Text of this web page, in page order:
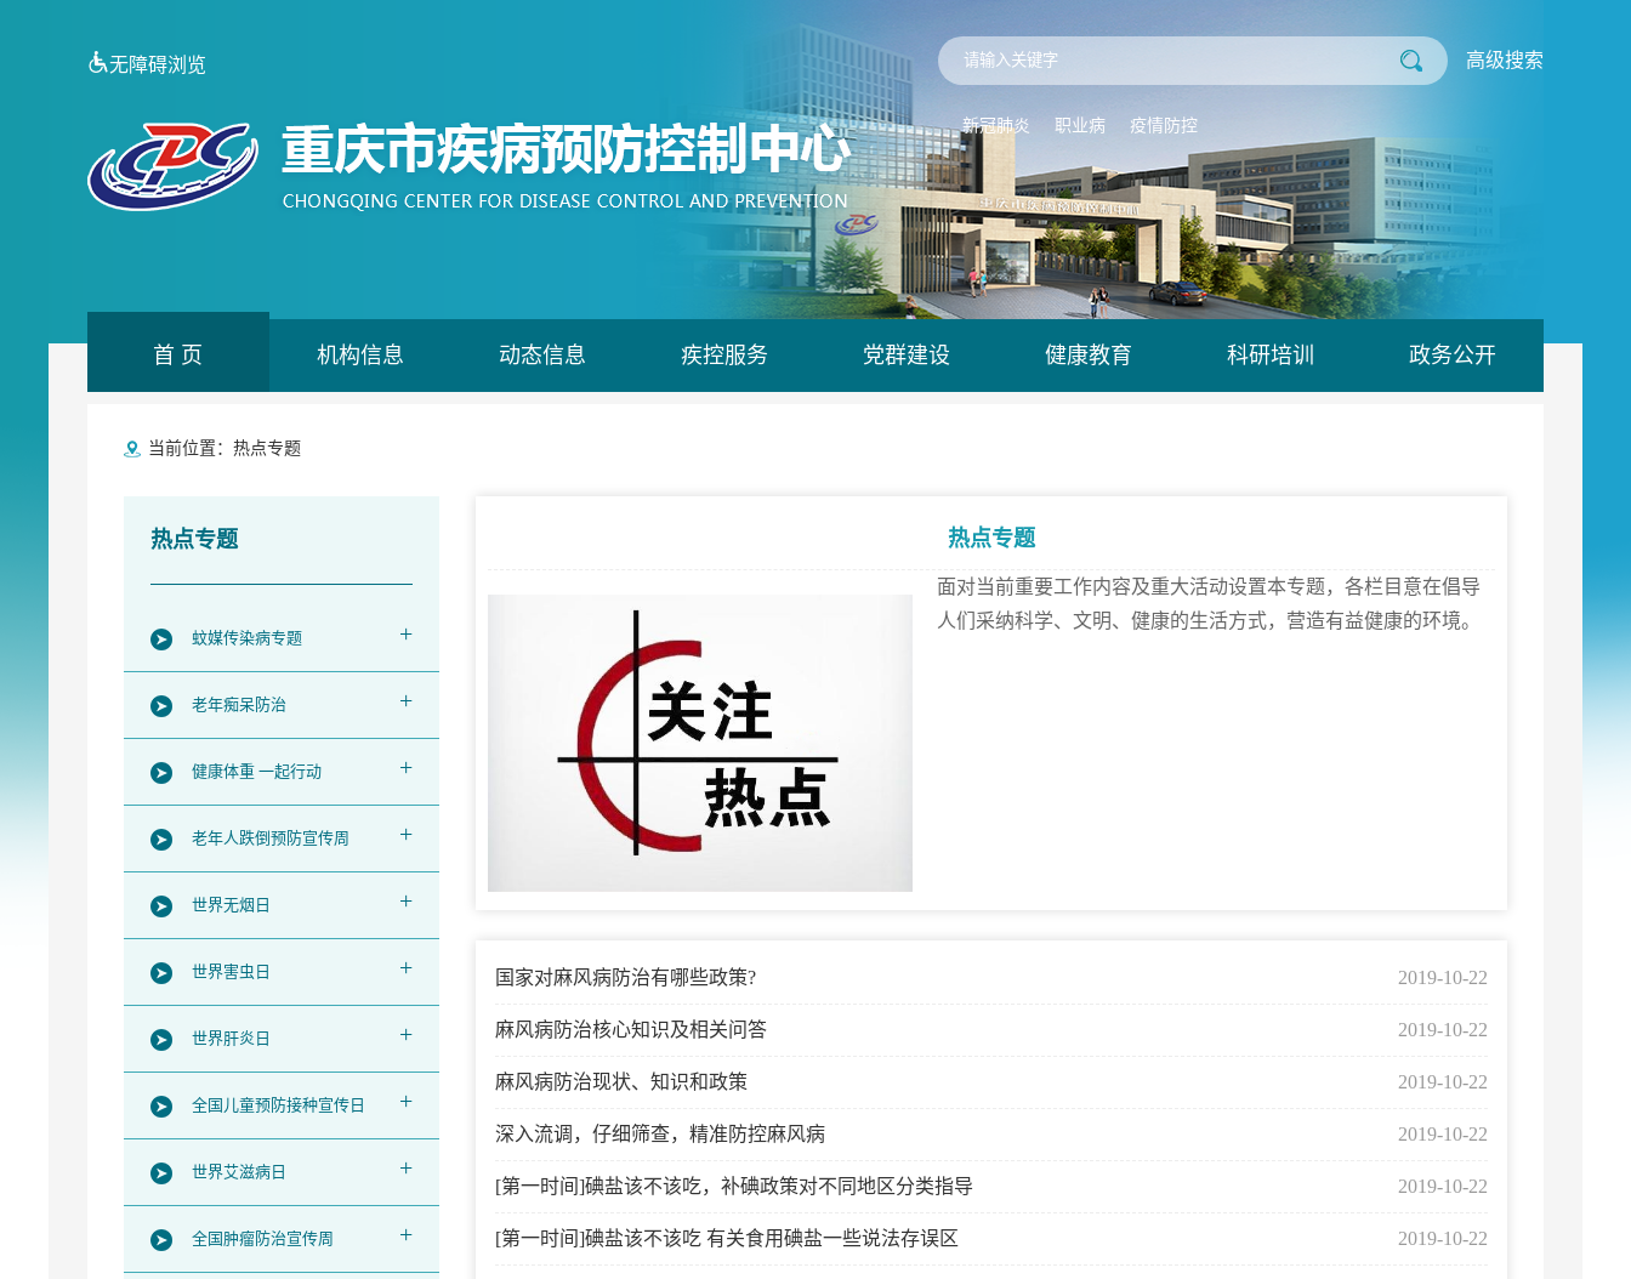
无障碍浏览 高级搜索
新冠肺炎 职业病 疫情防控
首 页 机构信息 动态信息 疾控服务 党群建设 健康教育 科研培训 政务公开
当前位置： 热点专题
热点专题
蚊媒传染病专题 +
老年痴呆防治 +
健康体重 一起行动 +
老年人跌倒预防宣传周 +
世界无烟日 +
世界害虫日 +
世界肝炎日 +
全国儿童预防接种宣传日 +
世界艾滋病日 +
全国肿瘤防治宣传周 +
热点专题
面对当前重要工作内容及重大活动设置本专题，各栏目意在倡导
人们采纳科学、文明、健康的生活方式，营造有益健康的环境。
国家对麻风病防治有哪些政策? 2019-10-22
麻风病防治核心知识及相关问答 2019-10-22
麻风病防治现状、知识和政策 2019-10-22
深入流调，仔细筛查，精准防控麻风病 2019-10-22
[第一时间]碘盐该不该吃，补碘政策对不同地区分类指导 2019-10-22
[第一时间]碘盐该不该吃 有关食用碘盐一些说法存误区 2019-10-22